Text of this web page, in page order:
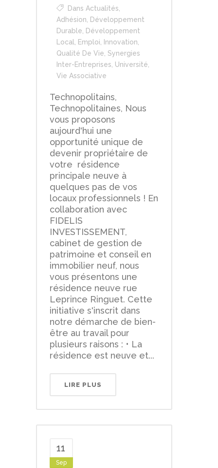
Dans Actualités
Adhésion Développement
Durable Développement
Local
Emploi Innovation
Qualité De Vie Synergies
Inter-Entreprises Université
Vie Associative
Technopolitains,
Technopolitaines, Nous
vous proposons
aujourd'hui une
opportunité unique de
devenir propriétaire de
votre résidence
principale neuve à
quelques pas de vos
locaux professionnels ! En
collaboration avec
FIDELIS
INVESTISSEMENT,
cabinet de gestion de
patrimoine et conseil en
immobilier neuf, nous
vous présentons une
résidence neuve rue
Leprince Ringuet. Cette
initiative s'inscrit dans
notre démarche de bien-
être au travail pour
plusieurs raisons : • La
résidence est neuve et...
LIRE PLUS
11
Sep